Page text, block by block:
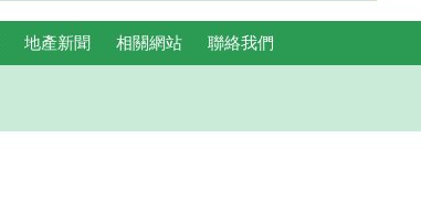
地產新聞 相關網站 聯絡我們